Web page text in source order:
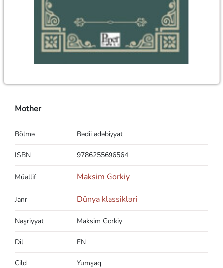
Mother
Bölmə Bədii ədəbiyyat
ISBN 9786255696564
Müəllif Maksim Gorkiy
Janr Dünya klassikləri
Nəşriyyat Maksim Gorkiy
Dil EN
Cild Yumşaq